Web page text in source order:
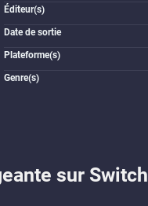
Éditeur(s)
Date de sortie
Plateforme(s)
Genre(s)
sur Switch